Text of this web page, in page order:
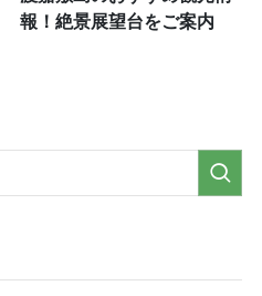
報！絶景展望台をご案内